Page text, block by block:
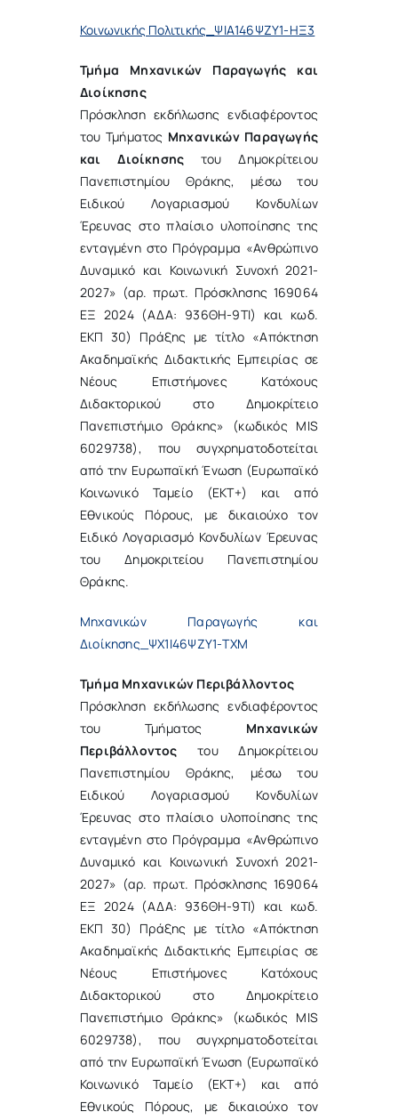
Κοινωνικής Πολιτικής_ΨΙΑ146ΨΖΥ1-ΗΞ3
Τμήμα Μηχανικών Παραγωγής και
Διοίκησης
Πρόσκληση εκδήλωσης ενδιαφέροντος
του Τμήματος Μηχανικών Παραγωγής
και Διοίκησηςτου Δημοκρίτειου
Πανεπιστημίου Θράκης, μέσω του
Ειδικού Λογαριασμού Κονδυλίων
Έρευνας στο πλαίσιο υλοποίησης της
ενταγμένη στο Πρόγραμμα «Ανθρώπινο
Δυναμικό και Κοινωνική Συνοχή 2021-
2027» (αρ. πρωτ. Πρόσκλησης 169064
ΕΞ 2024 (ΑΔΑ: 936ΘΗ-9ΤΙ) και κωδ.
ΕΚΠ 30) Πράξης με τίτλο «Απόκτηση
Ακαδημαϊκής Διδακτικής Εμπειρίας σε
Νέους Επιστήμονες Κατόχους
Διδακτορικού στο Δημοκρίτειο
Πανεπιστήμιο Θράκης» (κωδικός MIS
6029738), που συγχρηματοδοτείται
από την Ευρωπαϊκή Ένωση (Ευρωπαϊκό
Κοινωνικό Ταμείο (ΕΚΤ+) και από
Εθνικούς Πόρους, με δικαιούχο τον
Ειδικό Λογαριασμό Κονδυλίων Έρευνας
του Δημοκριτείου Πανεπιστημίου
Θράκης.
Μηχανικών Παραγωγής και
Διοίκησης_ΨΧ1Ι46ΨΖΥ1-ΤΧΜ
Τμήμα Μηχανικών Περιβάλλοντος
Πρόσκληση εκδήλωσης ενδιαφέροντος
του Τμήματος Μηχανικών
Περιβάλλοντοςτου Δημοκρίτειου
Πανεπιστημίου Θράκης, μέσω του
Ειδικού Λογαριασμού Κονδυλίων
Έρευνας στο πλαίσιο υλοποίησης της
ενταγμένη στο Πρόγραμμα «Ανθρώπινο
Δυναμικό και Κοινωνική Συνοχή 2021-
2027» (αρ. πρωτ. Πρόσκλησης 169064
ΕΞ 2024 (ΑΔΑ: 936ΘΗ-9ΤΙ) και κωδ.
ΕΚΠ 30) Πράξης με τίτλο «Απόκτηση
Ακαδημαϊκής Διδακτικής Εμπειρίας σε
Νέους Επιστήμονες Κατόχους
Διδακτορικού στο Δημοκρίτειο
Πανεπιστήμιο Θράκης» (κωδικός MIS
6029738), που συγχρηματοδοτείται
από την Ευρωπαϊκή Ένωση (Ευρωπαϊκό
Κοινωνικό Ταμείο (ΕΚΤ+) και από
Εθνικούς Πόρους, με δικαιούχο τον